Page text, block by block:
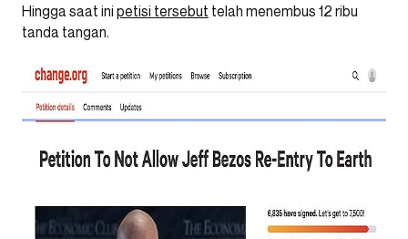
Hingga saat ini petisi tersebut telah menembus 12 ribu
tanda tangan.